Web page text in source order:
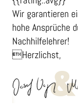
Wir garantieren
hohe Ansprüche
Nachhilfelehrer!
Herzlichst,